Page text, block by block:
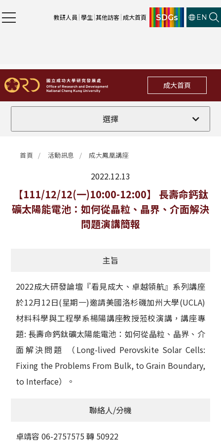
教研人員 學生 其他訪客 成大首頁 SDGs EN
成大首頁
選擇
全部
法規修訂
補助獎項
活動訊息
學術榮譽
其他
活動花絮
首頁 活動訊息 成大鳳凰講座
2022.12.13
最新消息
【111/12/12(一)10:00-12:00】 長壽命鈣鈦
礦太陽能電池：如何從晶粒、晶界、介面解決
問題演講簡報
主旨
2022成大研發論壇『看見成大、卓越領航』系列講座
於12月12日(星期一)邀請美國洛杉磯加州大學(UCLA)
材料科學與工程學系楊陽講座教授蒞校演講，講座專
題: 長壽命鈣鈦礦太陽能電池：如何從晶粒、晶界、介
面解決問題 （Long-lived Perovskite Solar Cells:
Fixing the Problems From Bulk, to Grain Boundary,
to Interface）。
聯絡人/分機
卓靖容 06-2757575 轉 50922